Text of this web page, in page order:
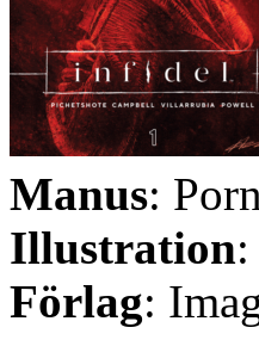
Manus:
Illustration
Förlag: